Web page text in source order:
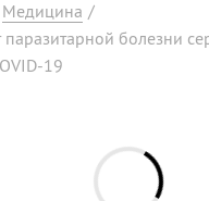
Медицина /
паразитарной болезни
19